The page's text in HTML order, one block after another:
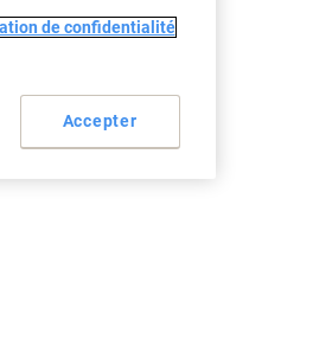
3 kg
comptoir
de confidentialité
Accepter